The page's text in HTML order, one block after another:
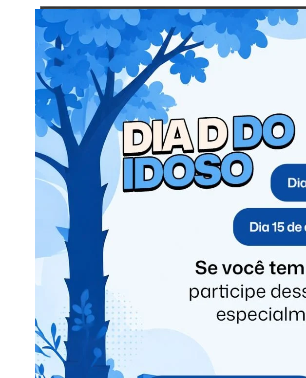
Segundo a investigação, o suspeito atuava como gestor financeiro
do cargo de confiança para cometer os crimes de furto qualificado
de documentos e lavagem de dinheiro.
“A investigação descobriu que, por vezes, ele jogava 72 vezes
delegada.
O homem começou a trabalhar em uma das instituições como
acabou sendo efetivado. A partir daí, teria começado a manipular
documentos falsificados para esconder os desvios de dinheiro.
De acordo com a delegada Gessica Andrade, responsável pelo caso,
R$ 6 milhões, utilizando contas de familiares e pessoas próximas.
destinada a casas de apostas, cassinos virtuais e plataformas de
regulamentação no Brasil.
“As transferências eram feitas de forma fracionada, em um
capitais”, explicou a delegada.
Após a prisão, o homem foi encaminhado ao sistema penitenciário,
Justiça.